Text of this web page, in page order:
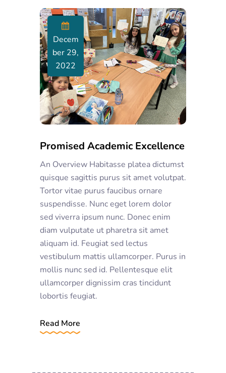
Decem
Ber 29,
2022
Promised Academic Excellence
An Overview Habitasse platea dictumst
quisque sagittis purus sit amet volutpat.
Tortor vitae purus faucibus ornare
suspendisse. Nunc eget lorem dolor
sed viverra ipsum nunc. Donec enim
diam vulputate ut pharetra sit amet
aliquam id. Feugiat sed lectus
vestibulum mattis ullamcorper. Purus in
mollis nunc sed id. Pellentesque elit
ullamcorper dignissim cras tincidunt
lobortis feugiat.
Read More